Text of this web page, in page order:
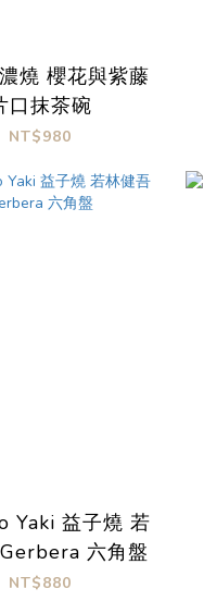
燒 櫻花與紫藤
口抹茶碗
NT$980
Yaki 益子燒 若
六角盤
NT$880